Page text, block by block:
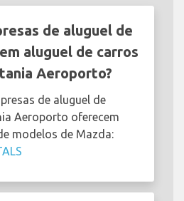
de aluguel de
aluguel de carros
Aeroporto?
de aluguel de
Aeroporto oferecem
modelos de Mazda: